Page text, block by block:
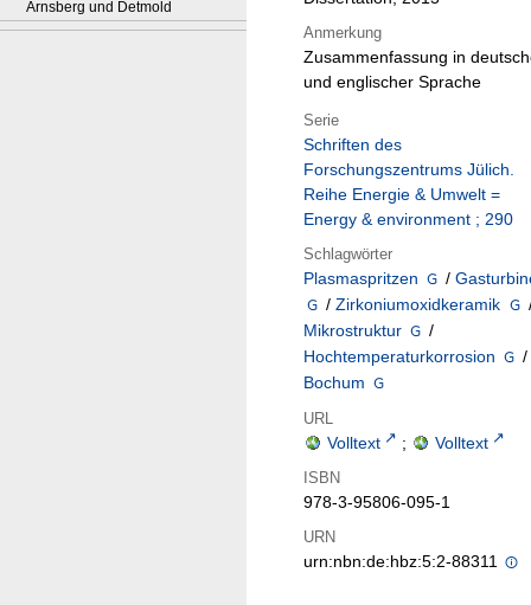
Arnsberg und Detmold
Anmerkung
Zusammenfassung in
und englischer Sprache
Serie
Schriften des
Forschungszentrums Jülich.
Reihe Energie & Umwelt =
Energy & environment ; 290
Schlagwörter
Plasmaspritzen /
/ Zirkoniumoxidkeramik
Mikrostruktur
/
Hochtemperaturkorrosion
/
Bochum
URL
Volltext ; Volltext
ISBN
978-3-95806-095-1
URN
urn:nbn:de:hbz:5:2-88311